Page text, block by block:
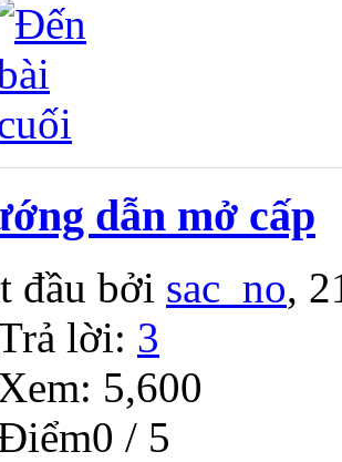
dẫn mở cấp
đầu bởi sac_no,
lời: 3
5,600
/ 5